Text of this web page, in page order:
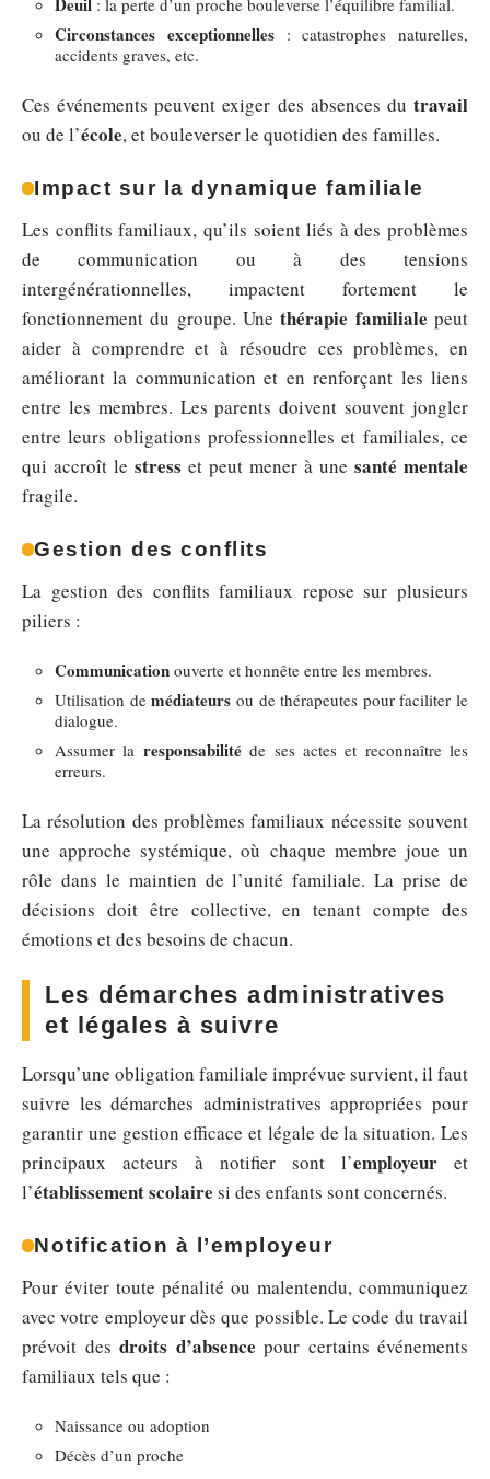
Circonstances exceptionnelles: catastrophes naturelles,
accidents graves, etc.
Ces événements peuvent exiger des absences du travail
ou de l’école, et bouleverser le quotidien des familles.
Impact sur la dynamique familiale
Les conflits familiaux, qu’ils soient liés à des problèmes
de communication ou à des tensions
intergénérationnelles, impactent fortement le
fonctionnement du groupe. Unethérapie familiale peut
aider à comprendre et à résoudre ces problèmes, en
améliorant la communication et en renforçant les liens
entre les membres. Les parents doivent souvent jongler
entre leurs obligations professionnelles et familiales, ce
qui accroît le stress et peut mener à une santé mentale
fragile.
Gestion des conflits
La gestion des conflits familiaux repose sur plusieurs
piliers :
Communication ouverte et honnête entre les membres.
Utilisation demédiateurs ou de thérapeutes pour faciliter le
dialogue.
Assumer la responsabilitéde ses actes et reconnaître les
erreurs.
La résolution des problèmes familiaux nécessite souvent
une approche systémique, où chaque membre joue un
rôle dans le maintien de l’unité familiale. La prise de
décisions doit être collective, en tenant compte des
émotions et des besoins de chacun.
Les démarches administratives
et légales à suivre
Lorsqu’une obligation familiale imprévue survient, il faut
suivre les démarches administratives appropriées pour
garantir une gestion efficace et légale de la situation. Les
principaux acteurs à notifier sont l’employeur et
l’établissement scolaire si des enfants sont concernés.
Notification à l’employeur
Pour éviter toute pénalité ou malentendu, communiquez
avec votre employeur dès que possible. Le code du travail
prévoit des droits d’absence pour certains événements
familiaux tels que :
Naissance ou adoption
Décès d’un proche